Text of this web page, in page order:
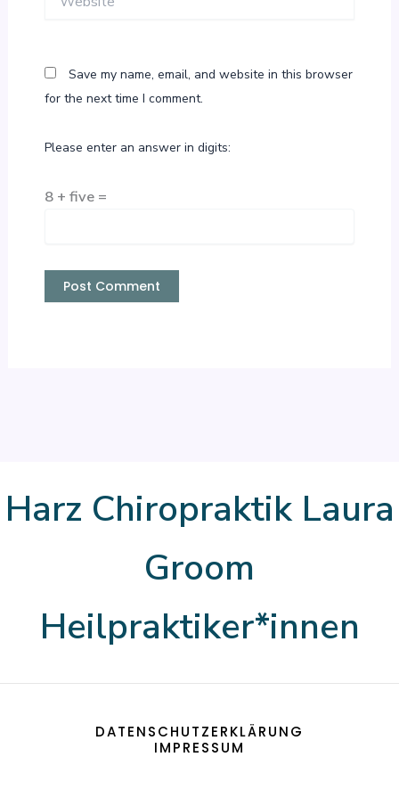
Save my name, email, and website in this browser
for the next time I comment.
Please enter an answer in digits:
8 + five =
Harz Chiropraktik Laura
Groom
Heilpraktiker*innen
DATENSCHUTZERKLÄRUNG
IMPRESSUM